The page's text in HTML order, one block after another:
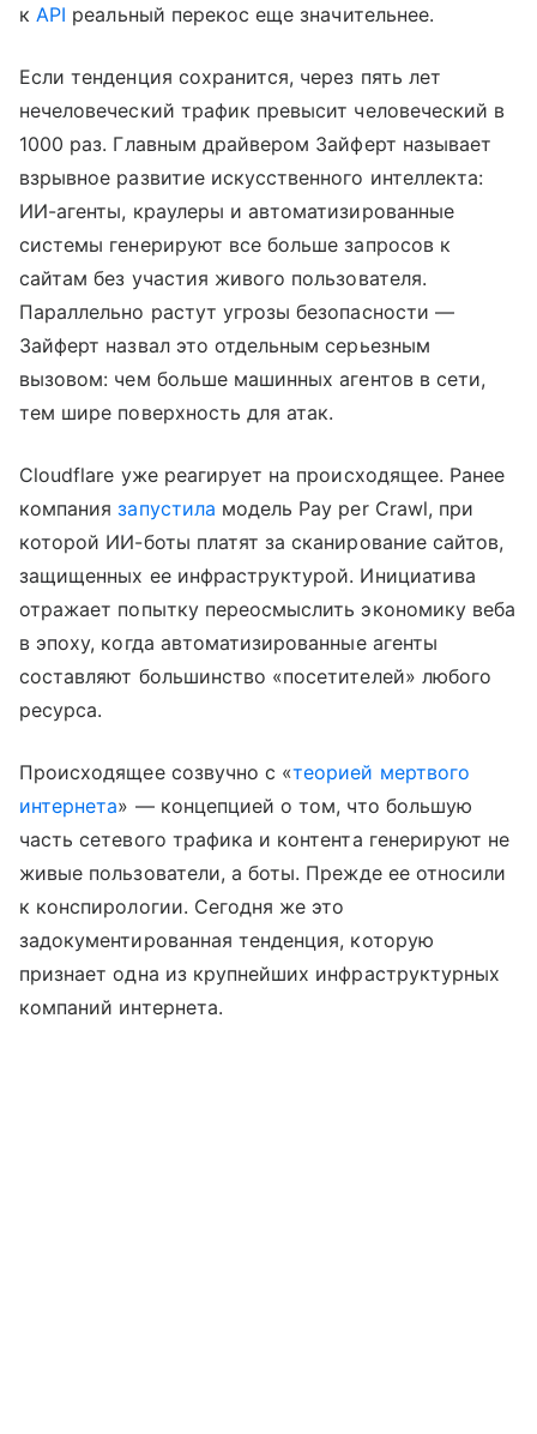
к API реальный перекос еще значительнее.
Если тенденция сохранится, через пять лет
нечеловеческий трафик превысит человеческий в
1000 раз. Главным драйвером Зайферт называет
взрывное развитие искусственного интеллекта:
ИИ-агенты, краулеры и автоматизированные
системы генерируют все больше запросов к
сайтам без участия живого пользователя.
Параллельно растут угрозы безопасности —
Зайферт назвал это отдельным серьезным
вызовом: чем больше машинных агентов в сети,
тем шире поверхность для атак.
Cloudflare уже реагирует на происходящее. Ранее
компаниязапустила модель Pay per Crawl, при
которой ИИ-боты платят за сканирование сайтов,
защищенных ее инфраструктурой. Инициатива
отражает попытку переосмыслить экономику веба
в эпоху, когда автоматизированные агенты
составляют большинство «посетителей» любого
ресурса.
Происходящее созвучно с «теорией мертвого
интернета» — концепцией о том, что большую
часть сетевого трафика и контента генерируют не
живые пользователи, а боты. Прежде ее относили
к конспирологии. Сегодня же это
задокументированная тенденция, которую
признает одна из крупнейших инфраструктурных
компаний интернета.